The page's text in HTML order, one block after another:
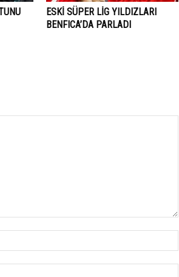
ESKİ SÜPER LİG YILDIZLARI
BENFICA’DA PARLADI